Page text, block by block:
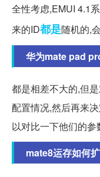
全性考虑,EMUI 4.1
来的ID都是随机的,
华为mate pad
都是相差不大的,但
配置情况,然后再来
以对比一下他们的参
mate8运存如何